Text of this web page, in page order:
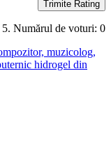
Trimite Rating
5. Numărul de voturi: 0
muzicolog,
hidrogel din